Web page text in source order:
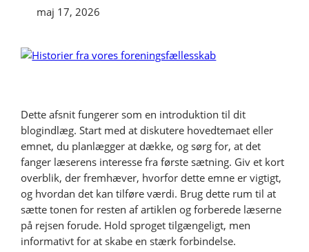
maj 17, 2026
Dette afsnit fungerer som en introduktion til dit
blogindlæg. Start med at diskutere hovedtemaet eller
emnet, du planlægger at dække, og sørg for, at det
fanger læserens interesse fra første sætning. Giv et kort
overblik, der fremhæver, hvorfor dette emne er vigtigt,
og hvordan det kan tilføre værdi. Brug dette rum til at
sætte tonen for resten af artiklen og forberede læserne
på rejsen forude. Hold sproget tilgængeligt, men
informativt for at skabe en stærk forbindelse.